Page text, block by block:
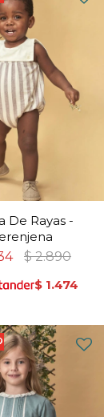
De Rayas -
$ 2.890
$ 1.474